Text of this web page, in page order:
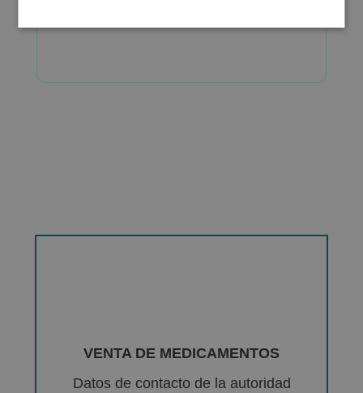
VENTA DE MEDICAMENTOS
Datos de contacto de la autoridad